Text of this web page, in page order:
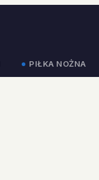
PIŁKA NOŻNA